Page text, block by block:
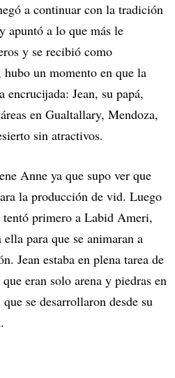
a continuar con la tradición
a lo que más le
y se recibió como
un momento en que la
Jean, su papá,
en Gualtallary, Mendoza,
sin atractivos.
Anne ya que supo ver que
la producción de vid. Luego
tentó primero a Labid Ameri,
para que se animaran a
Jean estaba en plena tarea de
eran solo arena y piedras en
se desarrollaron desde su